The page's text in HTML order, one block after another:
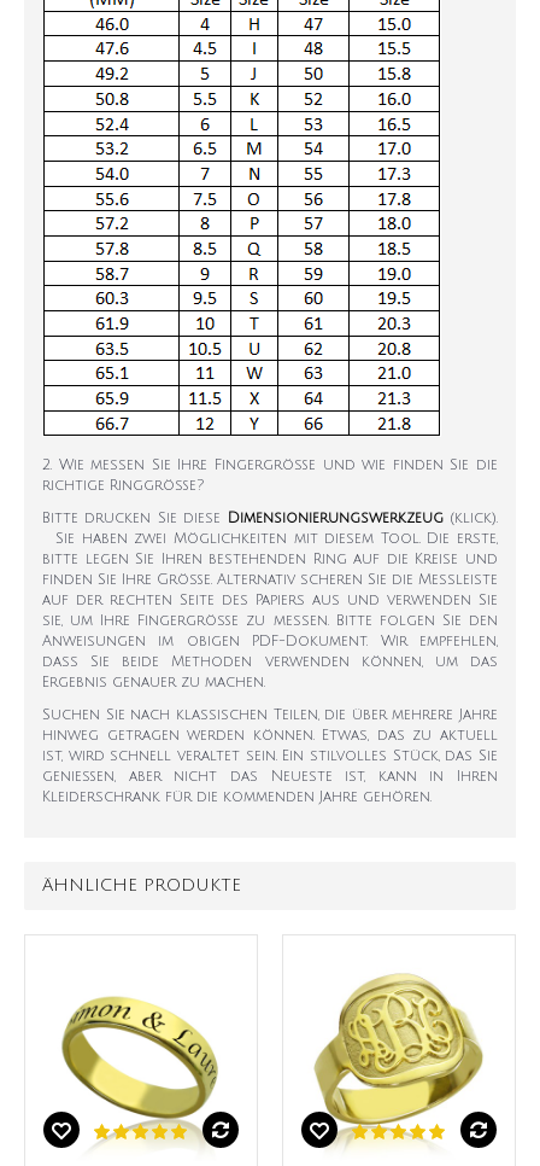
2. Wie messen Sie Ihre Fingergröße und wie finden Sie die
richtige Ringgröße?
Bitte drucken Sie diese Dimensionierungswerkzeug (klick).
Sie haben zwei Möglichkeiten mit diesem Tool. Die erste,
bitte legen Sie Ihren bestehenden Ring auf die Kreise und
finden Sie Ihre Größe. Alternativ scheren Sie die Messleiste
auf der rechten Seite des Papiers aus und verwenden Sie
sie, um Ihre Fingergröße zu messen. Bitte folgen Sie den
Anweisungen im obigen PDF-Dokument. Wir empfehlen,
dass Sie beide Methoden verwenden können, um das
Ergebnis genauer zu machen.
Suchen Sie nach klassischen Teilen, die über mehrere Jahre
hinweg getragen werden können. Etwas, das zu aktuell
ist, wird schnell veraltet sein. Ein stilvolles Stück, das Sie
genießen, aber nicht das Neueste ist, kann in Ihren
Kleiderschrank für die kommenden Jahre gehören.
ÄHNLICHE PRODUKTE